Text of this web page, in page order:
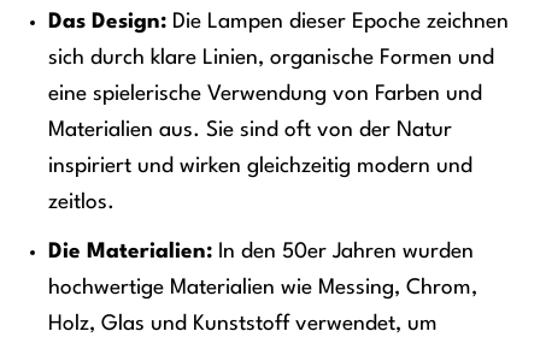
Das Design:Die Lampen dieser Epoche zeichnen
sich durch klare Linien, organische Formen und
eine spielerische Verwendung von Farben und
Materialien aus. Sie sind oft von der Natur
inspiriert und wirken gleichzeitig modern und
zeitlos.
Die Materialien:In den 50er Jahren wurden
hochwertige Materialien wie Messing, Chrom,
Holz, Glas und Kunststoff verwendet, um